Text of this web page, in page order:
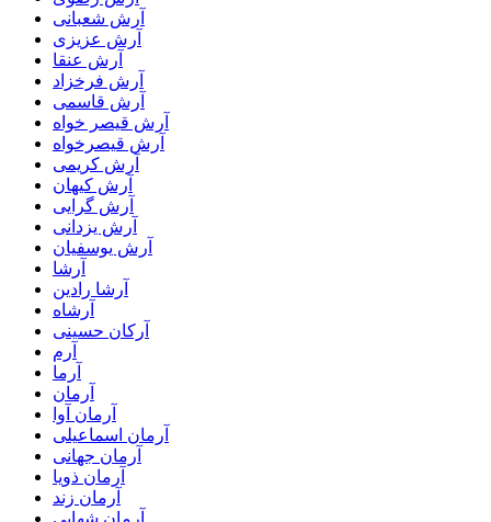
آرش شعبانی
آرش عزیزی
آرش عنقا
آرش فرخزاد
آرش قاسمی
آرش قیصر خواه
آرش قیصرخواه
آرش کریمی
آرش کیهان
آرش گرایی
آرش یزدانی
آرش یوسفیان
آرشا
آرشا رادین
آرشاه
آرکان حسینی
آرم
آرما
آرمان
آرمان آوا
آرمان اسماعیلی
آرمان جهانی
آرمان ذویا
آرمان زند
آرمان شهابی